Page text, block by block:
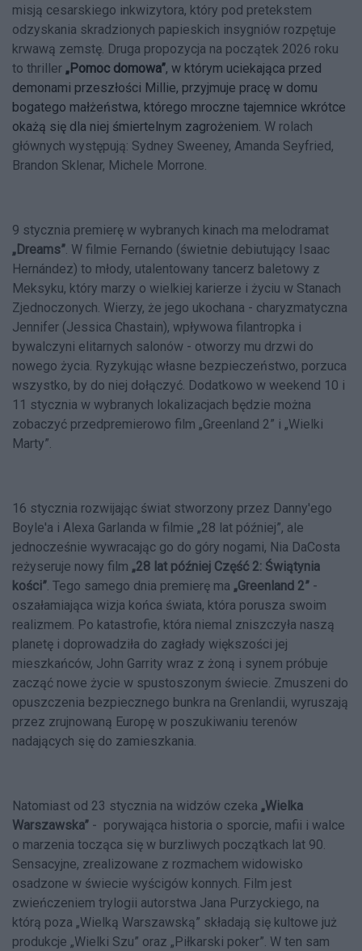
misją cesarskiego inkwizytora, który pod pretekstem
odzyskania skradzionych papieskich insygniów rozpętuje
krwawą zemstę. Druga propozycja na początek 2026 roku
to thriller „Pomoc domowa”, w którym uciekająca przed
demonami przeszłości Millie, przyjmuje pracę w domu
bogatego małżeństwa, którego mroczne tajemnice wkrótce
okażą się dla niej śmiertelnym zagrożeniem. W rolach
głównych występują: Sydney Sweeney, Amanda Seyfried,
Brandon Sklenar, Michele Morrone.
9 stycznia premierę w wybranych kinach ma melodramat
„Dreams”. W filmie Fernando (świetnie debiutujący Isaac
Hernández) to młody, utalentowany tancerz baletowy z
Meksyku, który marzy o wielkiej karierze i życiu w Stanach
Zjednoczonych. Wierzy, że jego ukochana - charyzmatyczna
Jennifer (Jessica Chastain), wpływowa filantropka i
bywalczyni elitarnych salonów - otworzy mu drzwi do
nowego życia. Ryzykując własne bezpieczeństwo, porzuca
wszystko, by do niej dołączyć. Dodatkowo w weekend 10 i
11 stycznia w wybranych lokalizacjach będzie można
zobaczyć przedpremierowo film „Greenland 2” i „Wielki
Marty”.
16 stycznia rozwijając świat stworzony przez Danny'ego
Boyle'a i Alexa Garlanda w filmie „28 lat później”, ale
jednocześnie wywracając go do góry nogami, Nia DaCosta
reżyseruje nowy film „28 lat później Część 2: Świątynia
kości”. Tego samego dnia premierę ma „Greenland 2” -
oszałamiająca wizja końca świata, która porusza swoim
realizmem. Po katastrofie, która niemal zniszczyła naszą
planetę i doprowadziła do zagłady większości jej
mieszkańców, John Garrity wraz z żoną i synem próbuje
zacząć nowe życie w spustoszonym świecie. Zmuszeni do
opuszczenia bezpiecznego bunkra na Grenlandii, wyruszają
przez zrujnowaną Europę w poszukiwaniu terenów
nadających się do zamieszkania.
Natomiast od 23 stycznia na widzów czeka „Wielka
Warszawska” - porywająca historia o sporcie, mafii i walce
o marzenia tocząca się w burzliwych początkach lat 90.
Sensacyjne, zrealizowane z rozmachem widowisko
osadzone w świecie wyścigów konnych. Film jest
zwieńczeniem trylogii autorstwa Jana Purzyckiego, na
którą poza „Wielką Warszawską” składają się kultowe już
produkcje „Wielki Szu” oraz „Piłkarski poker”. W ten sam